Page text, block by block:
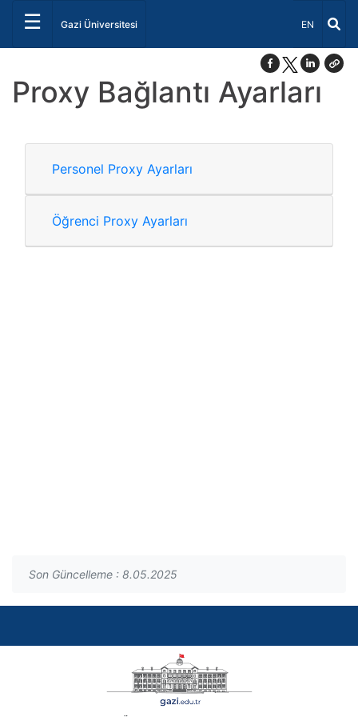
☰ Gazi Üniversitesi Dil Seçiniz
EN
Proxy Bağlantı Ayarları
Personel Proxy Ayarları
Öğrenci Proxy Ayarları
Son Güncelleme : 8.05.2025